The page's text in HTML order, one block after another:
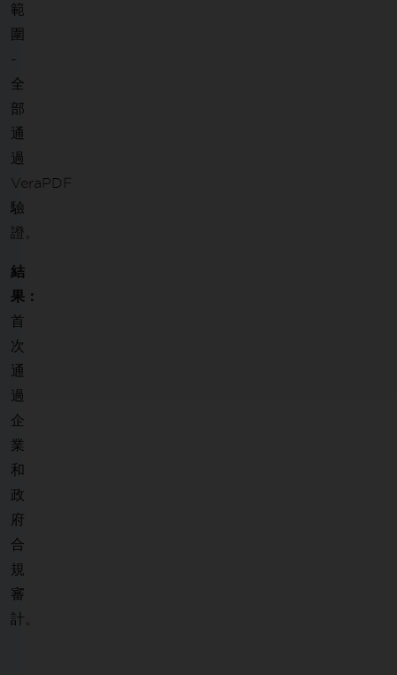
範
圍
-
全
部
通
過
VeraPDF
驗
證。
結
果：
首
次
通
過
企
業
和
政
府
合
規
審
計。